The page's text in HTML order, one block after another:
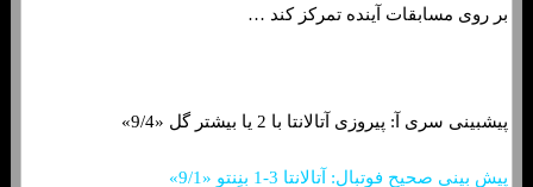
بر روی مسابقات آینده تمرکز کند …
پیشبینی سری آ: پیروزی آتالانتا با 2 یا بیشتر گل «9/4»
پیش بینی صحیح فوتبال: آتالانتا 3-1 بِنِنتو «9/1»